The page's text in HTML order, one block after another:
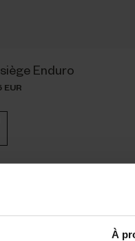
À
Enduro
EUR